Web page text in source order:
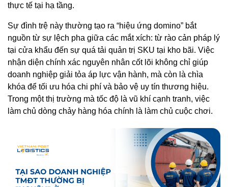
thực tế tại hạ tầng.
Sự đình trệ này thường tạo ra “hiệu ứng domino” bắt
nguồn từ sự lệch pha giữa các mắt xích: từ rào cản pháp lý
tại cửa khẩu đến sự quá tải quản trị SKU tại kho bãi. Việc
nhận diện chính xác nguyên nhân cốt lõi không chỉ giúp
doanh nghiệp giải tỏa áp lực vận hành, mà còn là chìa
khóa để tối ưu hóa chi phí và bảo vệ uy tín thương hiệu.
Trong một thị trường mà tốc độ là vũ khí cạnh tranh, việc
làm chủ dòng chảy hàng hóa chính là làm chủ cuộc chơi.